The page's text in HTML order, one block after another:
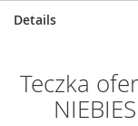
Details
Teczka